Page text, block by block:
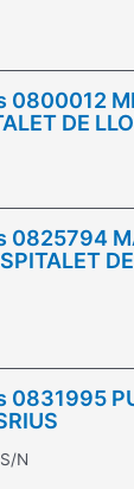
0800012
DE
0825794
DE
0831995
N